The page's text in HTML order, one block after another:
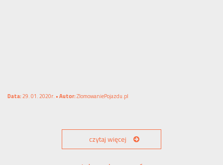
Data:29. 01. 2020r. •Autor:ZlomowaniePojazdu.pl
czytaj więcej